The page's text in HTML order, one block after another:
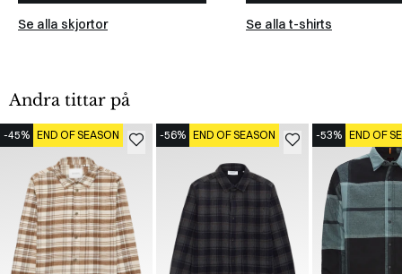
Se alla skjortor Se alla t-shirts
Andra tittar på
-45% END OF SEASON -56% END OF SEASON -53% END OF